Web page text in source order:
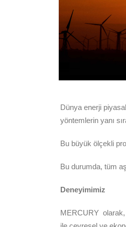
Dünya enerji
yöntemlerin yanı
Bu büyük ölçekli
Bu durumda, tüm
Deneyimimiz
MERCURY olarak,